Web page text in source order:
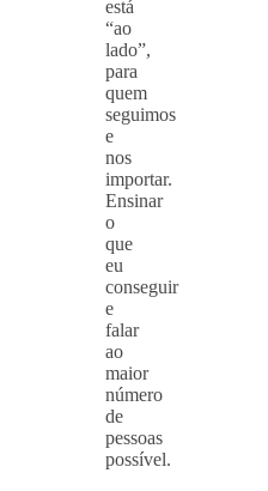
está
“ao
lado”,
para
quem
seguimos
e
nos
importar.
Ensinar
o
que
eu
conseguir
e
falar
ao
maior
número
de
pessoas
possível.